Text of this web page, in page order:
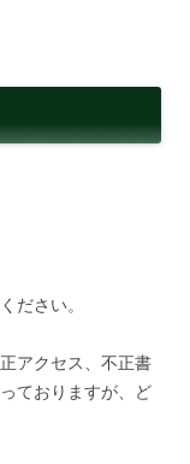
ださい。
アクセス、不正書
ておりますが、ど